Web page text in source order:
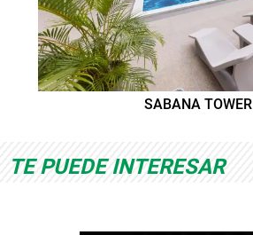
SABANA TOWER
TE PUEDE INTERESAR